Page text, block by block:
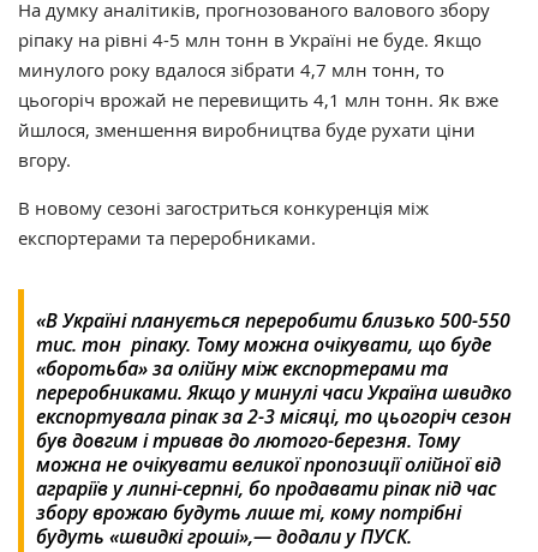
На думку аналітиків, прогнозованого валового збору
ріпаку на рівні 4-5 млн тонн в Україні не буде. Якщо
минулого року вдалося зібрати 4,7 млн тонн, то
цьогоріч врожай не перевищить 4,1 млн тонн. Як вже
йшлося, зменшення виробництва буде рухати ціни
вгору.
В новому сезоні загостриться конкуренція між
експортерами та переробниками.
«В Україні планується переробити близько 500-550
тис. тон ріпаку. Тому можна очікувати, що буде
«боротьба» за олійну між експортерами та
переробниками. Якщо у минулі часи Україна швидко
експортувала ріпак за 2-3 місяці, то цьогоріч сезон
був довгим і тривав до лютого-березня. Тому
можна не очікувати великої пропозиції олійної від
аграріїв у липні-серпні, бо продавати ріпак під час
збору врожаю будуть лише ті, кому потрібні
будуть «швидкі гроші»,— додали у ПУСК.